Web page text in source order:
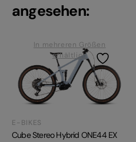
angesehen:
In mehreren Größen
erhältlich
E-BIKES
Cube Stereo Hybrid ONE44 EX